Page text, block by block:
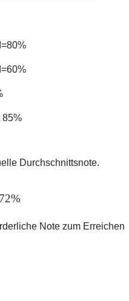
=80%
=60%
85%
Durchschnittsnote.
Note zum Erreichen